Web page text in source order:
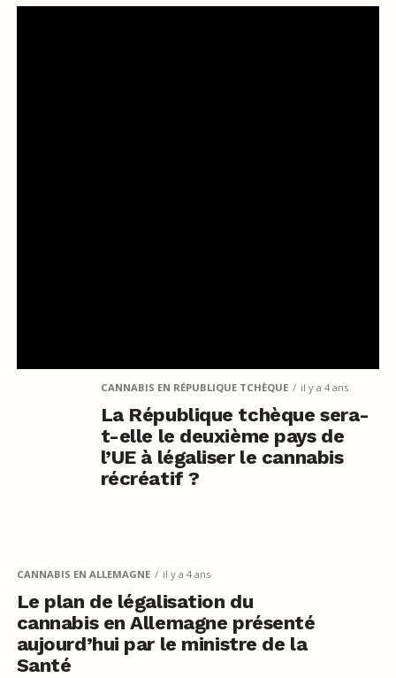
CANNABIS EN RÉPUBLIQUE TCHÈQUE il y a 4 ans
La République tchèque sera-
t-elle le deuxième pays de
l’UE à légaliser le cannabis
récréatif ?
CANNABIS EN ALLEMAGNE il y a 4 ans
Le plan de légalisation du
cannabis en Allemagne présenté
aujourd’hui par le ministre de la
Santé